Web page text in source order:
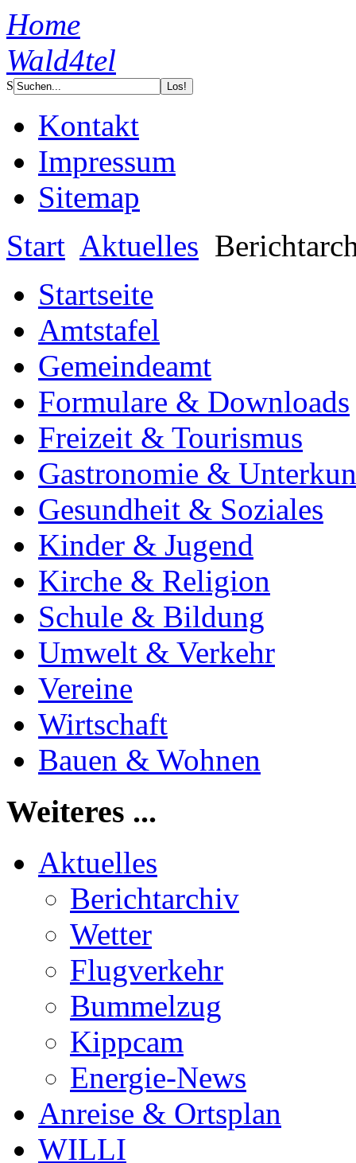
Home
Wald4tel
S
Kontakt
Impressum
Sitemap
Start Aktuelles
Startseite
Amtstafel
Gemeindeamt
Formulare & Downloads
Freizeit & Tourismus
Gastronomie &
Gesundheit & Soziales
Kinder & Jugend
Kirche & Religion
Schule & Bildung
Umwelt & Verkehr
Vereine
Wirtschaft
Bauen & Wohnen
Weiteres ...
Aktuelles
Berichtarchiv
Wetter
Flugverkehr
Bummelzug
Kippcam
Energie-News
Anreise & Ortsplan
WILLI